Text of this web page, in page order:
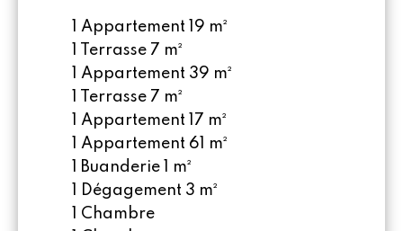
1 Appartement
19 m²
1 Terrasse 7 m²
1 Appartement 39 m²
1 Terrasse 7 m²
1 Appartement
17 m²
1 Appartement 61 m²
1 Buanderie
1 m²
1 Dégagement 3 m²
1 Chambre